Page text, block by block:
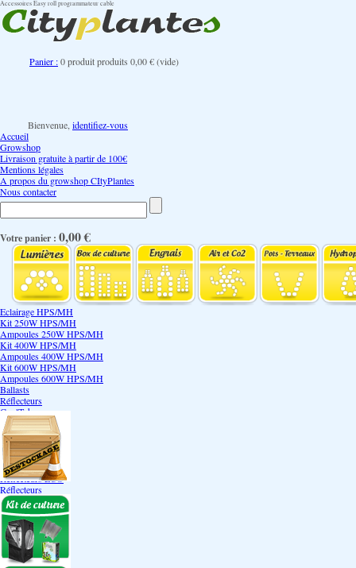
Accessoires Easy roll programmateur cable
Panier :0produitproduits 0,00 €(vide)
Bienvenue, identifiez-vous
Accueil
Growshop
Livraison gratuite à partir de 100€
Mentions légales
A propos du growshop CItyPlantes
Nous contacter
Votre panier : 0,00 €
Eclairage HPS/MH
Kit 250W HPS/MH
Ampoules 250W HPS/MH
Kit 400W HPS/MH
Ampoules 400W HPS/MH
Kit 600W HPS/MH
Ampoules 600W HPS/MH
Ballasts
Réflecteurs
CoolTube
Accessoires
Eclairages LEDs
Eclairages ECO
Kits ECO
Ampoules ECO
Réflecteurs ECO
Réflecteurs
Accessoires
Box Discount
Box par marque
Hortibox
Homebox
Dark Room II